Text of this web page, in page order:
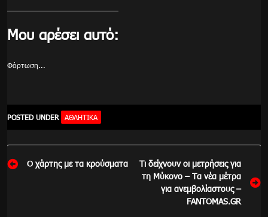
Μου αρέσει αυτό:
Φόρτωση...
POSTED UNDER ΑΘΛΗΤΙΚΑ
Πλοήγηση
άρθρων
Ο χάρτης με τα κρούσματα
Τι δείχνουν οι μετρήσεις για
τη Μύκονο – Τα νέα μέτρα
για ανεμβολίαστους –
FANTOMAS.GR